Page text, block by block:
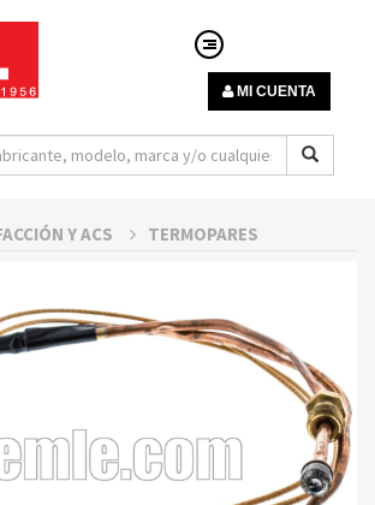
MI CUENTA
Y ACS TERMOPARES